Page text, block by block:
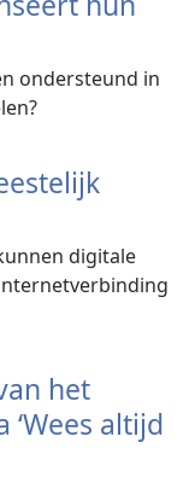
ondersteund in
digitale
het
altijd